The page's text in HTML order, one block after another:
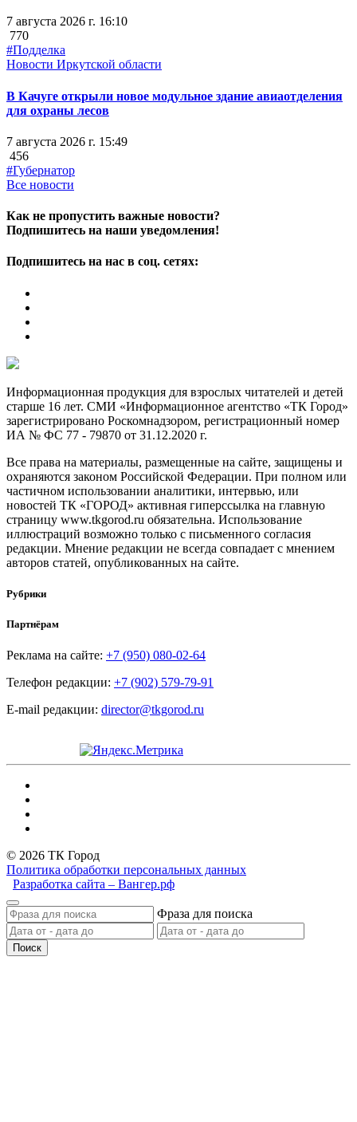
7 августа 2026 г. 16:10
770
#Подделка
Новости Иркутской области
В Качуге открыли новое модульное здание авиаотделения
для охраны лесов
7 августа 2026 г. 15:49
456
#Губернатор
Все новости
Как не пропустить важные новости?
Подпишитесь на наши уведомления!
Подпишитесь на нас в соц. сетях:
Информационная продукция для взрослых читателей и детей
старше 16 лет. СМИ «Информационное агентство «ТК Город»
зарегистрировано Роскомнадзором, регистрационный номер
ИА № ФС 77 - 79870 от 31.12.2020 г.
Все права на материалы, размещенные на сайте, защищены и
охраняются законом Российской Федерации. При полном или
частичном использовании аналитики, интервью, или
новостей ТК «ГОРОД» активная гиперссылка на главную
страницу www.tkgorod.ru обязательна. Использование
иллюстраций возможно только с письменного согласия
редакции. Мнение редакции не всегда совпадает с мнением
авторов статей, опубликованных на сайте.
Рубрики
Партнёрам
Реклама на сайте: +7 (950) 080-02-64
Телефон редакции: +7 (902) 579-79-91
E-mail редакции: director@tkgorod.ru
© 2026 ТК Город
Политика обработки персональных данных
Разработка сайта – Вангер.рф
Фраза для поиска
Поиск